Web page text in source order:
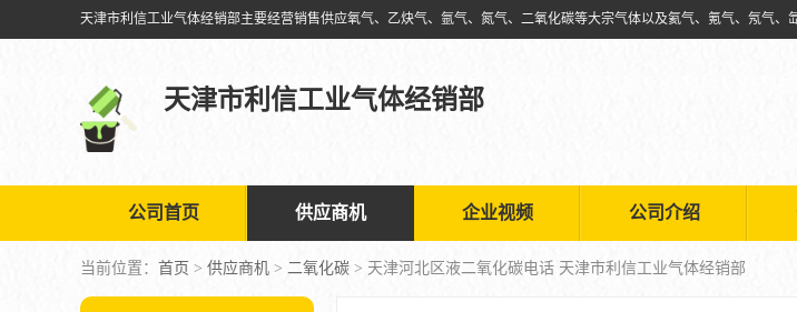
天津市利信工业气体经销部
公司首页 供应商机 企业视频 公司介绍
当前位置： 首页 > 供应商机 > 二氧化碳 > 天津河北区液二氧化碳电话 天津市利信工业气体经销部